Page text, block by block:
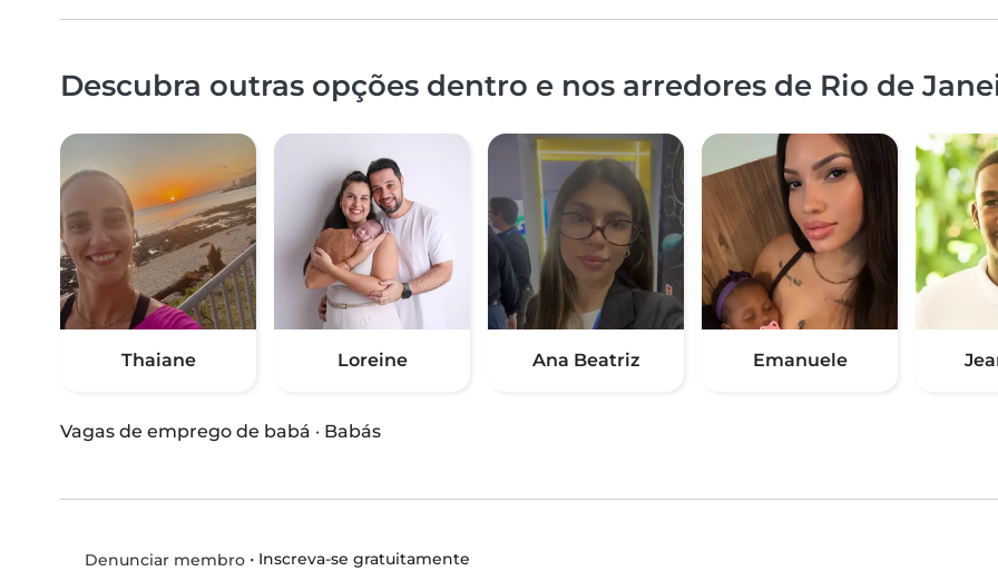
Descubra outras opções dentro e nos arredores de Rio de
Thaiane Loreine Ana Beatriz Emanuele
Vagas de emprego de babá · Babás
Denunciar membro• Inscreva-se gratuitamente